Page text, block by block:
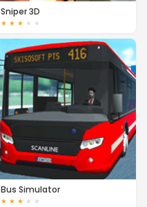
Sniper 3D
★ ★ ★ ★ ★
Bus Simulator
★ ★ ★ ★ ★